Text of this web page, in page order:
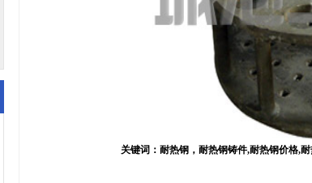
关键词：耐热钢，耐热钢铸件,耐热钢价格,